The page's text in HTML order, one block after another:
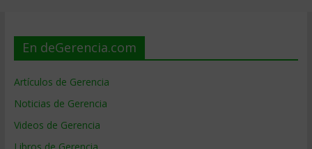
En deGerencia.com
Artículos de Gerencia
Noticias de Gerencia
Videos de Gerencia